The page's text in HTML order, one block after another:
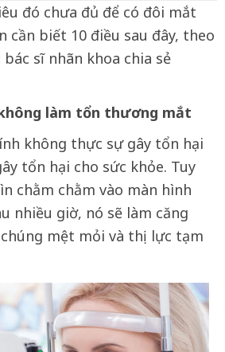
đó chưa đủ để có đôi mắt
cần biết 10 điều sau đây, theo
sĩ nhãn khoa chia sẻ
làm tổn thương mắt
không thực sự gây tổn hại
tổn hại cho sức khỏe. Tuy
chằm chằm vào màn hình
nhiều giờ, nó sẽ làm căng
mệt mỏi và thị lực tạm